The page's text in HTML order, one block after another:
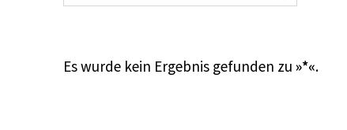
Es wurde kein Ergebnis gefunden zu»*«.